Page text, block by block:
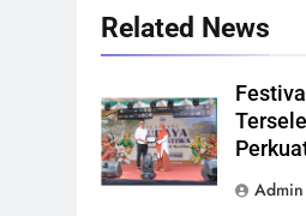
Related News
Admin